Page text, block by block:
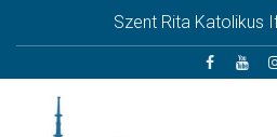
Szent Rita Katolikus